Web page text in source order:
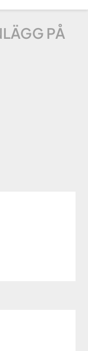
PÅ